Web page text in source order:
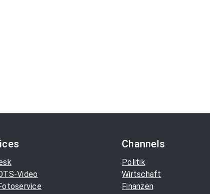
Video
Channels
Politik
Wirtschaft
Finanzen